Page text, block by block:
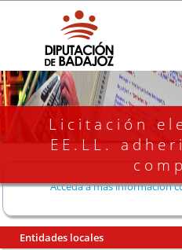
Licitación
EE.LL.
Acceda a más información
Entidades locales